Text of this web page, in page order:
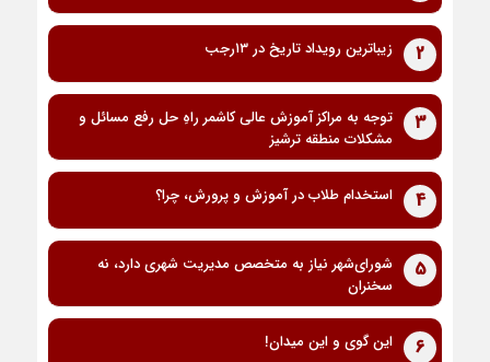
2 زیباترین رویداد تاریخ در ۱۳رجب
3
توجه به مراکز آموزش عالی کاشمر راهِ حل رفع مسائل و
مشکلات منطقه ترشیز
4 استخدام طلاب در آموزش و پرورش، چرا؟
5
شورای‌شهر نیاز به متخصص مدیریت شهری دارد، نه
سخنران
6 این گوی و این میدان!